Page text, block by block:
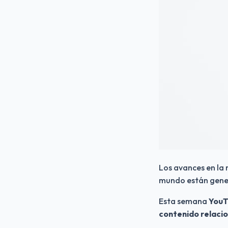
Los avances en
mundo están
Esta semana
contenido